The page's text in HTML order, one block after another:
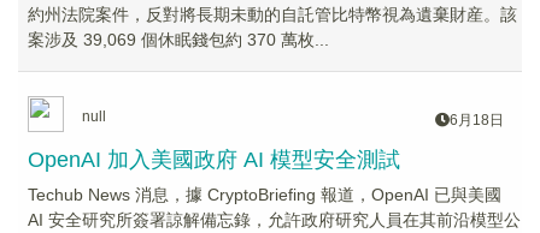
約州法院案件，反對將長期未動的自託管比特幣視為遺棄財産。該
案涉及 39,069 個休眠錢包約 370 萬枚...
null 6月18日
OpenAI 加入美國政府 AI 模型安全測試
Techub News 消息，據 CryptoBriefing 報道，OpenAI 已與美國
AI 安全研究所簽署諒解備忘錄，允許政府研究人員在其前沿模型公